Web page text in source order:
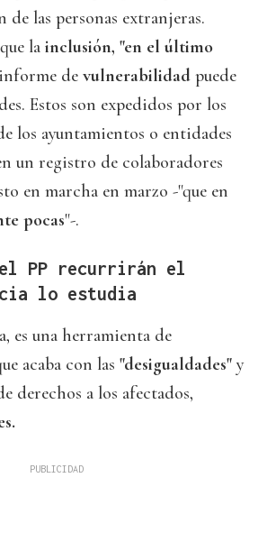
de las personas extranjeras.
la inclusión, "en el último
de vulnerabilidad puede
Estos son expedidos por los
los ayuntamientos o entidades
un registro de colaboradores
en marcha en marzo -"que en
pocas"-.
PP recurrirán el
lo estudia
es una herramienta de
acaba con las "desigualdades" y
derechos a los afectados,